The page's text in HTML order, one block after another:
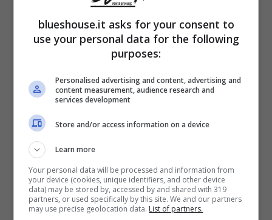
Anni incredibili per Blanco, a parte la
parentesi sanremese per via dell’esibizione,
eccessiva, con le rose. È questo quello che
prima esibizione a quelle che hanno
composto il tour Blu Celeste, con focus sui
viaggi in America e Bolivia ed uno sguardo
dietro le quinte di alcuni dei concerti più belli
come quelli di Venezia, Firenze e Napoli fino
a quelli negli stadi dell’estate 2023.
blueshouse.it asks for your consent to
use your personal data for the following
purposes:
Personalised advertising and content, advertising and
content measurement, audience research and
services development
Store and/or access information on a device
Learn more
Your personal data will be processed and information from
your device (cookies, unique identifiers, and other device
data) may be stored by, accessed by and shared with 319
partners, or used specifically by this site. We and our partners
may use precise geolocation data. List of partners.